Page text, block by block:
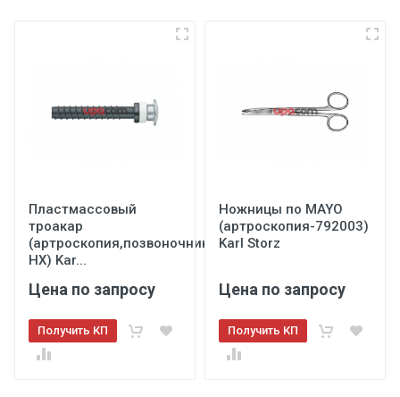
Пластмассовый
троакар
(артроскопия,позвоночник-40103
НХ) Kar...
Цена по запросу
Получить КП
Ножницы по MAYO
(артроскопия-792003)
Karl Storz
Цена по запросу
Получить КП